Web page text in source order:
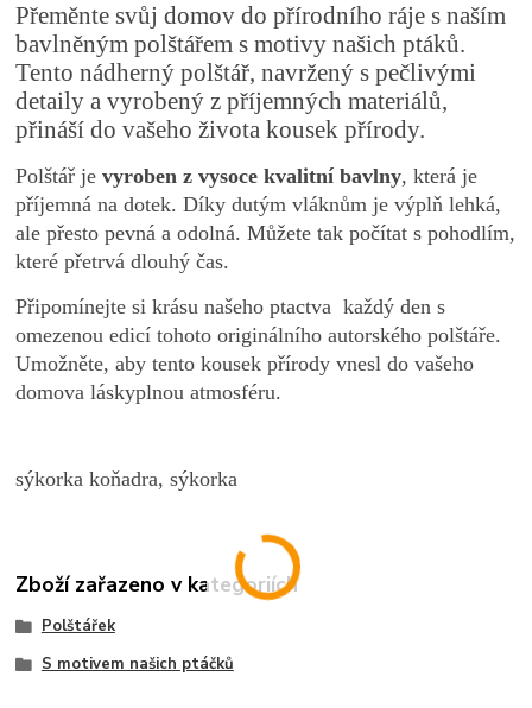
Přeměnte svůj domov do přírodního ráje s naším
bavlněným polštářem s motivy našich ptáků.
Tento nádherný polštář, navržený s pečlivými
detaily a vyrobený z příjemných materiálů,
přináší do vašeho života kousek přírody.
Polštář jevyroben z vysoce kvalitní bavlny, která je
příjemná na dotek. Díky dutým vláknům je výplň lehká,
ale přesto pevná a odolná. Můžete tak počítat s pohodlím,
které přetrvá dlouhý čas.
Připomínejte si krásu našeho ptactva každý den s
omezenou edicí tohoto originálního autorského polštáře.
Umožněte, aby tento kousek přírody vnesl do vašeho
domova láskyplnou atmosféru.
sýkorka koňadra, sýkorka
Zboží zařazeno v kategoriích
Polštářek
S motivem našich ptáčků